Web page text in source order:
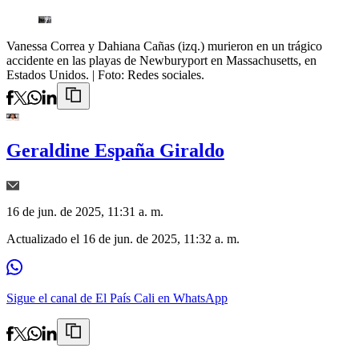
Vanessa Correa y Dahiana Cañas (izq.) murieron en un trágico
accidente en las playas de Newburyport en Massachusetts, en
Estados Unidos. | Foto: Redes sociales.
Geraldine España Giraldo
16 de jun. de 2025, 11:31 a. m.
Actualizado el 16 de jun. de 2025, 11:32 a. m.
Sigue el canal de El País Cali en WhatsApp